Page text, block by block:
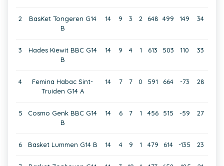
2
BasKet Tongeren G14
B
14 9 3 2 648 499 149 34
3
Hades Kiewit BBC G14
B
14 9 4 1 613 503 110 33
4
Femina Habac Sint-
Truiden G14 A
14 7 7 0 591 664 -73 28
5
Cosmo Genk BBC G14
B
14 6 7 1 456 515 -59 27
6 Basket Lummen G14 B 14 4 9 1 479 614 -135 23